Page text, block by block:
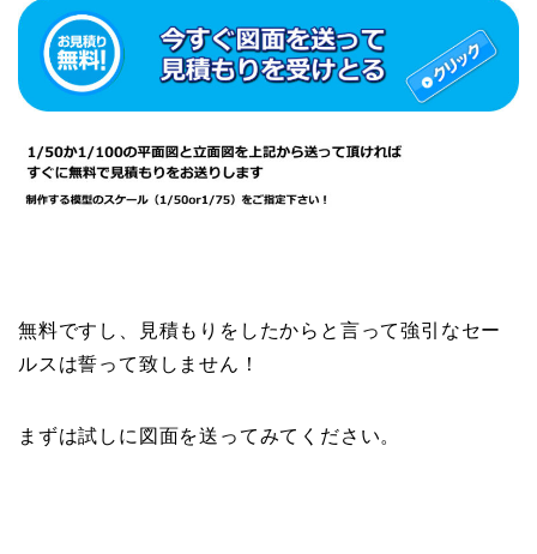
無料ですし、見積もりをしたからと言って強引なセー
ルスは誓って致しません！
まずは試しに図面を送ってみてください。